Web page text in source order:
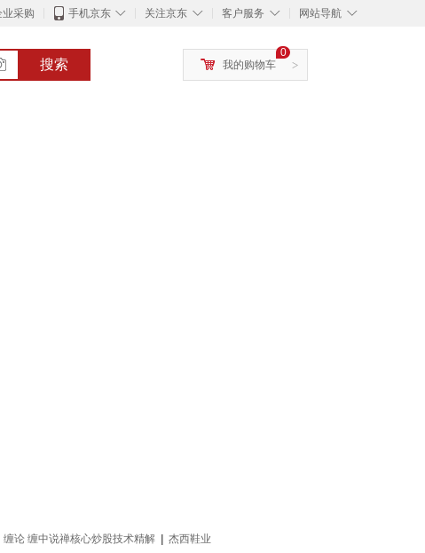
业采购 ◇
手机京东 ◇
关注京东 ◇
客户服务 ◇
网站导航
搜索 >
0
我的购物车
缠论 缠中说禅核心炒股技术精解
杰西鞋业